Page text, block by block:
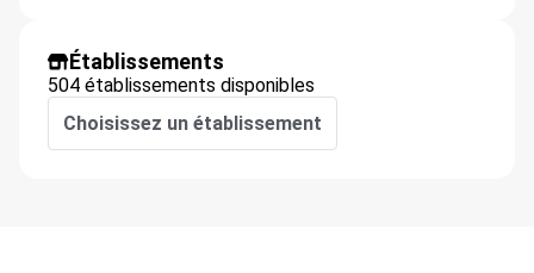
Établissements
504 établissements disponibles
Choisissez un établissement